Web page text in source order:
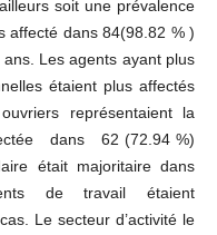
soit une prévalence
affecté dans 84(98.82 % )
Les agents ayant plus
étaient plus affectés
représentaient la
dans 62 (72.94 %)
était majoritaire dans
de travail étaient
Le secteur d’activité le